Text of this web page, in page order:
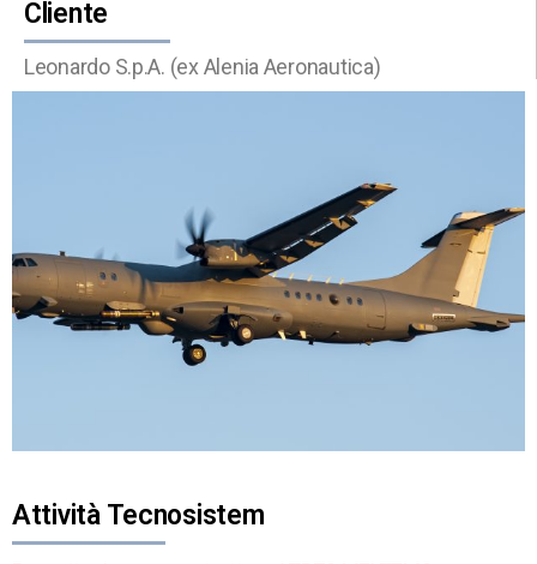
Cliente
Leonardo S.p.A. (ex Alenia Aeronautica)
Attività Tecnosistem